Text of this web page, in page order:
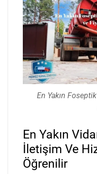
En Yakın
En Yakın
İletişim Ve
Öğrenilir